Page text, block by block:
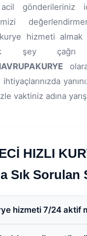
acil
kurye hizmeti almak
şey çağrı
vaktiniz adına
HIZLI
Sık Sorulan
hizmeti 7/24 aktif